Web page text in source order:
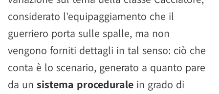
considerato l'equipaggiamento che il
guerriero porta sulle spalle, ma non
vengono forniti dettagli in tal senso: ciò che
conta è lo scenario, generato a quanto pare
da un sistema procedurale in grado di